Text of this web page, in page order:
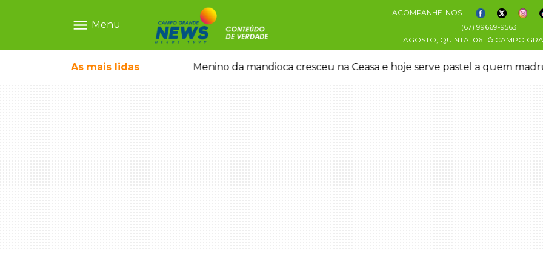
menu Menu
ACOMPANHE-NOS
(67) 99669-9563
AGOSTO, QUINTA 06 CAMPO
As mais lidas
não reconhece o filho queimado Menino da mandioca cresceu na Ceasa e hoje serve pastel a quem